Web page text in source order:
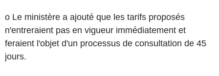
o Le ministère a ajouté que les tarifs proposés
n'entreraient pas en vigueur immédiatement et
feraient l'objet d'un processus de consultation de 45
jours.